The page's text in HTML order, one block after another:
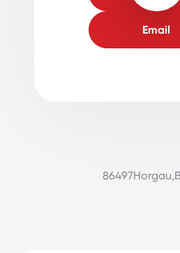
Email
86497Horgau,